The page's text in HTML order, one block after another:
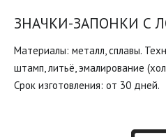
ЗНАЧКИ-ЗАПОНКИ С
Материалы: металл, сплавы.
штамп, литьё, эмалирование
Срок изготовления: от 30 дней.